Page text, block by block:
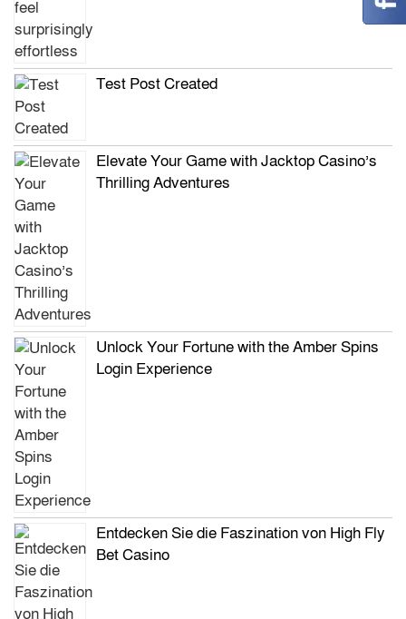
Test Post Created
Elevate Your Game with Jacktop Casino’s
Thrilling Adventures
Unlock Your Fortune with the Amber Spins
Login Experience
Entdecken Sie die Faszination von High Fly
Bet Casino